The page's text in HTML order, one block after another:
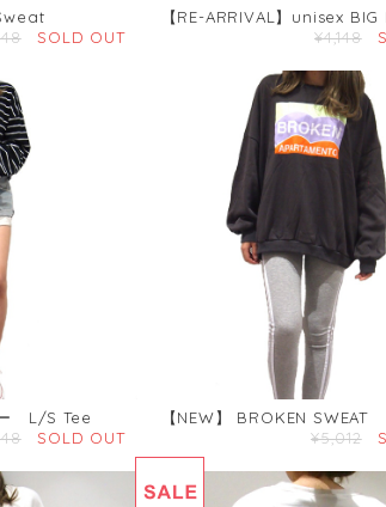
SOLD OUT
【RE-ARRIVAL】unisex
¥4,148
ー L/S Tee
SOLD OUT
【NEW】 BROKEN SWEAT
¥5,012